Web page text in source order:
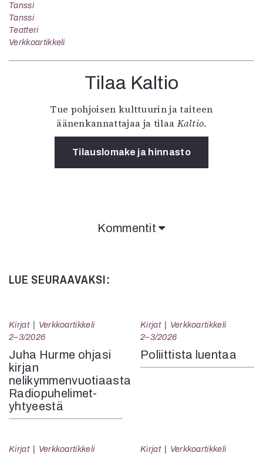
Tanssi
Tanssi
Teatteri
Verkkoartikkeli
Tilaa Kaltio
Tue pohjoisen kulttuurin ja taiteen
äänenkannattajaa ja tilaa Kaltio.
Tilauslomake ja hinnasto
Kommentit
LUE SEURAAVAKSI:
Kirjat
Verkkoartikkeli
2–3/2026
Juha Hurme ohjasi
kirjan
nelikymmenvuotiaasta
Radiopuhelimet-
yhtyeestä
Kirjat
Verkkoartikkeli
2–3/2026
Poliittista luentaa
Kirjat
Verkkoartikkeli
Kirjat
Verkkoartikkeli